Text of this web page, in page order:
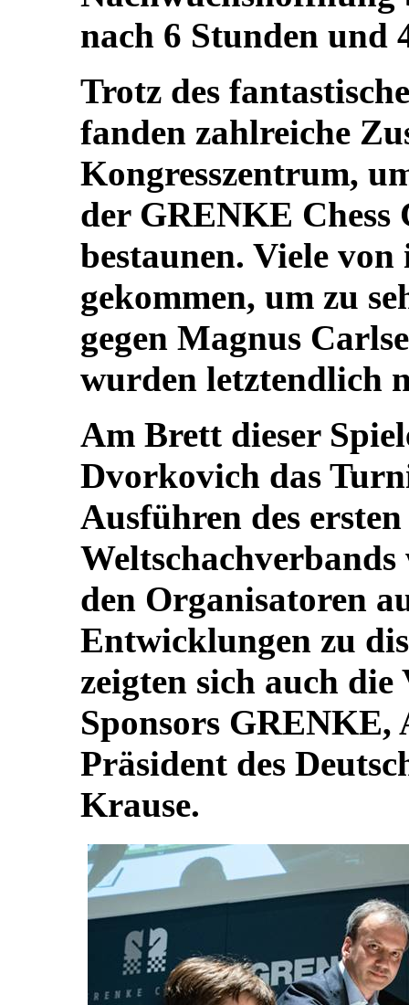
nach 6 Stunden und
Trotz des
fanden zahlreiche
Kongresszentrum,
der GRENKE Chess
bestaunen. Viele
gekommen, um zu
gegen Magnus
wurden letztendlich
Am Brett dieser
Dvorkovich das
Ausführen des
den Organisatoren
Entwicklungen zu
zeigten sich auch die
Sponsors
Präsident des
Krause.